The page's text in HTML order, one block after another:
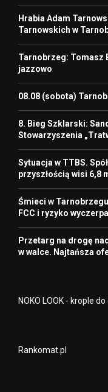
Hrabia Adam
Tarnowskich w
Tarnobrzeg: Tomasz
jazzowo
08.08 (sobota)
8. Bieg Szklarski:
Stowarzyszenia
Sytuacja w TTBS.
przyszłością wisi 6,8
Śmieci w
FCC i ryzyko
Przetarg na drogę
w walce. Najtańsza
NOKO LOOK - krople
Rankomat.pl